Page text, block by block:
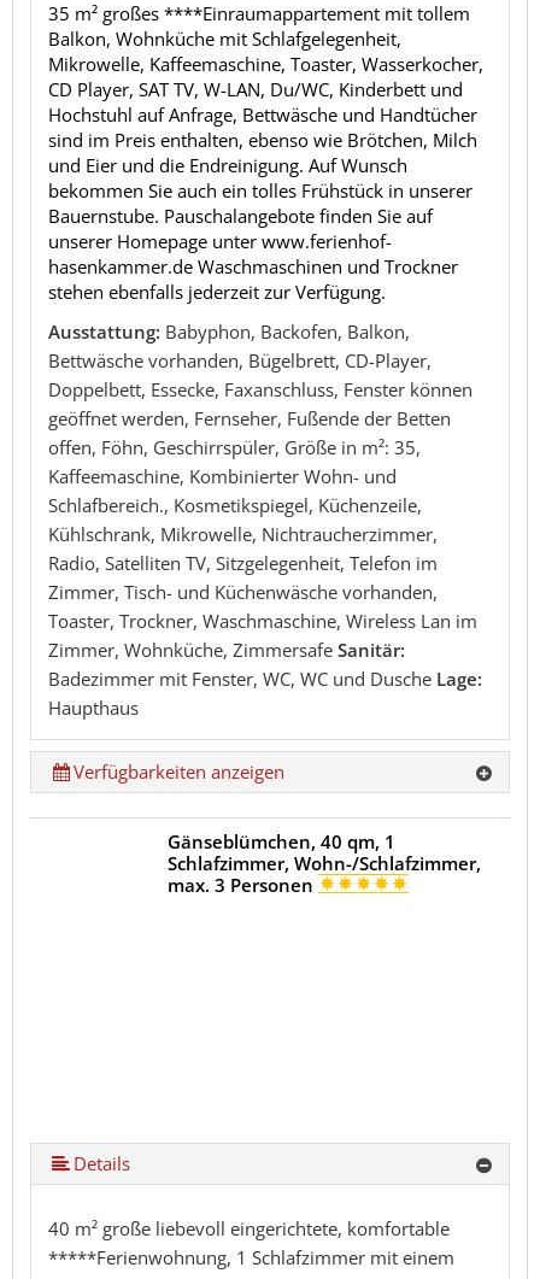
35 m² großes ****Einraumappartement mit tollem
Balkon, Wohnküche mit Schlafgelegenheit,
Mikrowelle, Kaffeemaschine, Toaster, Wasserkocher,
CD Player, SAT TV, W-LAN, Du/WC, Kinderbett und
Hochstuhl auf Anfrage, Bettwäsche und Handtücher
sind im Preis enthalten, ebenso wie Brötchen, Milch
und Eier und die Endreinigung. Auf Wunsch
bekommen Sie auch ein tolles Frühstück in unserer
Bauernstube. Pauschalangebote finden Sie auf
unserer Homepage unter www.ferienhof-
hasenkammer.de Waschmaschinen und Trockner
stehen ebenfalls jederzeit zur Verfügung.
Ausstattung: Babyphon, Backofen, Balkon,
Bettwäsche vorhanden, Bügelbrett, CD-Player,
Doppelbett, Essecke, Faxanschluss, Fenster können
geöffnet werden, Fernseher, Fußende der Betten
offen, Föhn, Geschirrspüler, Größe in m²: 35,
Kaffeemaschine, Kombinierter Wohn- und
Schlafbereich., Kosmetikspiegel, Küchenzeile,
Kühlschrank, Mikrowelle, Nichtraucherzimmer,
Radio, Satelliten TV, Sitzgelegenheit, Telefon im
Zimmer, Tisch- und Küchenwäsche vorhanden,
Toaster, Trockner, Waschmaschine, Wireless Lan im
Zimmer, Wohnküche, Zimmersafe Sanitär:
Badezimmer mit Fenster, WC, WC und Dusche Lage:
Haupthaus
Verfügbarkeiten anzeigen
Gänseblümchen, 40 qm, 1
Schlafzimmer, Wohn-/Schlafzimmer,
max. 3 Personen
Details
40 m² große liebevoll eingerichtete, komfortable
*****Ferienwohnung, 1 Schlafzimmer mit einem